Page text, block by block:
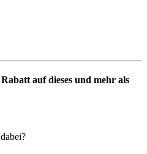
auf dieses und mehr als